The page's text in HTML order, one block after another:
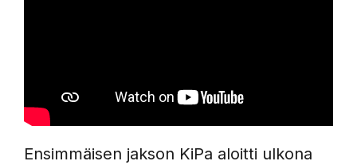
Ensimmäisen jakson KiPa aloitti ulkona